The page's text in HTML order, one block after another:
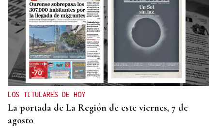
LOS TITULARES DE HOY
La portada de La Región de este viernes, 7 de
agosto